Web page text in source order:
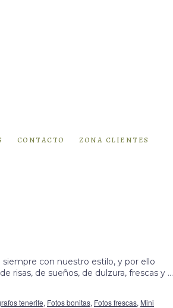
contacto zona clientes
con nuestro estilo, y por ello
risas, de sueños, de dulzura, frescas y …
tenerife, Fotos bonitas, Fotos frescas, Mini